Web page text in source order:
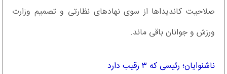
صلاحیت کاندیداها از سوی نهادهای نظارتی و تصمیم وزارت
ورزش و جوانان باقی ماند.
ناشنوایان؛ رئیسی که ۳ رقیب دارد